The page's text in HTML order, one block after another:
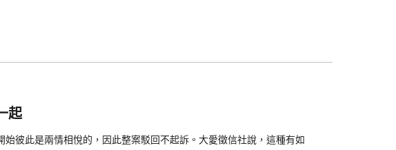
起
彼此是兩情相悅的，因此整案駁回不起訴。大愛徵信社說，這種有如